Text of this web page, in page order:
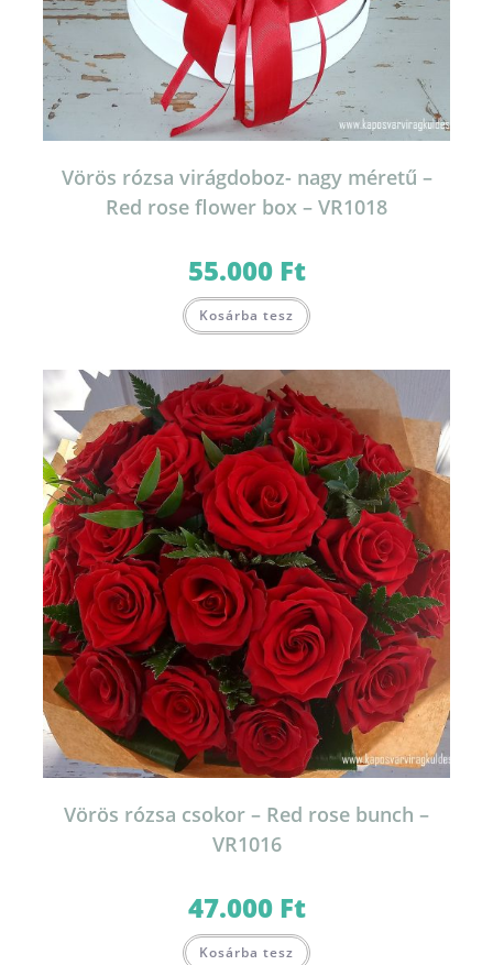
Vörös rózsa virágdoboz- nagy méretű –
Red rose flower box – VR1018
55.000 Ft
Kosárba tesz
Vörös rózsa csokor – Red rose bunch –
VR1016
47.000 Ft
Kosárba tesz